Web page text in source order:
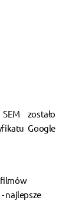
zostało
Google